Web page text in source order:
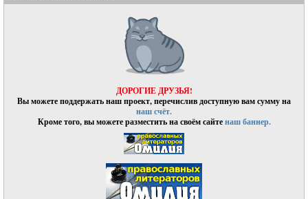
ДОРОГИЕ ДРУЗЬЯ!
Вы можете поддержать наш проект, перечислив доступную вам сумму на
наш счёт.
Кроме того, вы можете разместить на своём сайтенаш баннер.